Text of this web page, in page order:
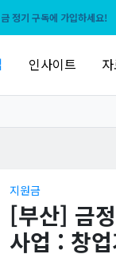
정기 구독에 가입하세요!
인사이트
지원금
[부산] 금
사업 : 창